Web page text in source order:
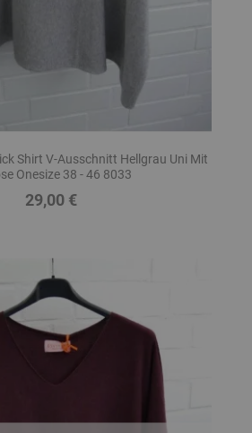
Shirt V-Ausschnitt Hellgrau Uni Mit
Onesize 38 - 46 8033
Preis
29,00 €